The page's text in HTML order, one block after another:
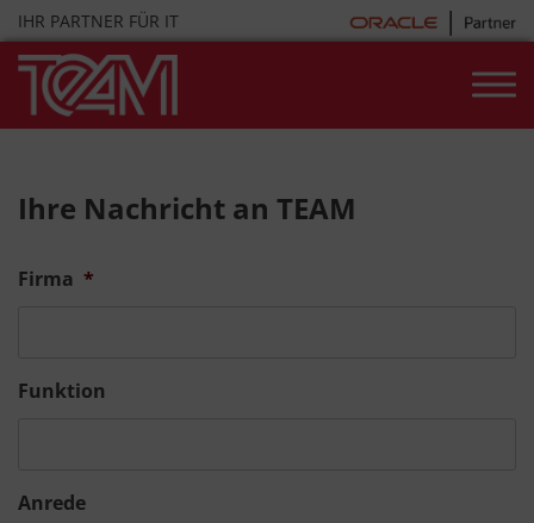
Skip
to
content
IHR PARTNER FÜR IT
Ihre Nachricht an TEAM
Firma *
Funktion
Anrede